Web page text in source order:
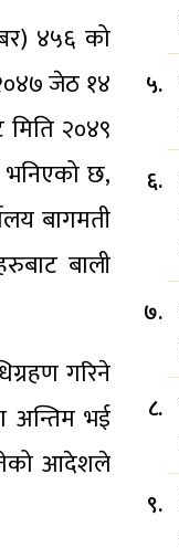
४५६ को
जेठ १४
२०४९
भनिएको छ,
बागमती
बाली
गरिने
अन्तिम भई
आदेशले